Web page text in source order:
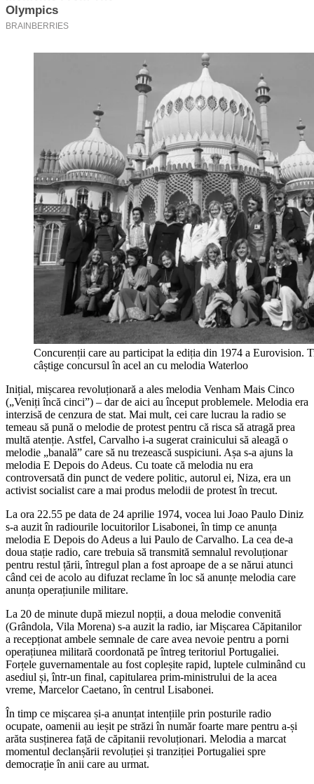
Concurenții care au participat la ediția din 1974 a Eurovision.
câștige concursul în acel an cu melodia Waterloo
Inițial, mișcarea revoluționară a ales melodia Venham Mais Cinco
(„Veniți încă cinci”) – dar de aici au început problemele. Melodia era
interzisă de cenzura de stat. Mai mult, cei care lucrau la radio se
temeau să pună o melodie de protest pentru că risca să atragă prea
multă atenție. Astfel, Carvalho i-a sugerat crainicului să aleagă o
melodie „banală” care să nu trezească suspiciuni. Așa s-a ajuns la
melodia E Depois do Adeus. Cu toate că melodia nu era
controversată din punct de vedere politic, autorul ei, Niza, era un
activist socialist care a mai produs melodii de protest în trecut.
La ora 22.55 pe data de 24 aprilie 1974, vocea lui Joao Paulo Diniz
s-a auzit în radiourile locuitorilor Lisabonei, în timp ce anunța
melodia E Depois do Adeus a lui Paulo de Carvalho. La cea de-a
doua stație radio, care trebuia să transmită semnalul revoluționar
pentru restul țării, întregul plan a fost aproape de a se nărui atunci
când cei de acolo au difuzat reclame în loc să anunțe melodia care
anunța operațiunile militare.
La 20 de minute după miezul nopții, a doua melodie convenită
(Grândola, Vila Morena) s-a auzit la radio, iar Mișcarea Căpitanilor
a recepționat ambele semnale de care avea nevoie pentru a porni
operațiunea militară coordonată pe întreg teritoriul Portugaliei.
Forțele guvernamentale au fost copleșite rapid, luptele culminând cu
asediul și, într-un final, capitularea prim-ministrului de la acea
vreme, Marcelor Caetano, în centrul Lisabonei.
În timp ce mișcarea și-a anunțat intențiile prin posturile radio
ocupate, oamenii au ieșit pe străzi în număr foarte mare pentru a-și
arăta susținerea față de căpitanii revoluționari. Melodia a marcat
momentul declanșării revoluției și tranziției Portugaliei spre
democrație în anii care au urmat.